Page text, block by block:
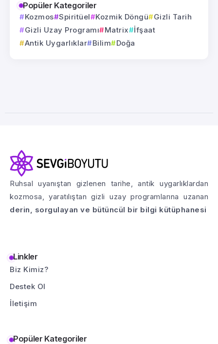
Popüler Kategoriler
Kozmos Spiritüel Kozmik Döngü
Gizli Tarih
Gizli Uzay Programı
Matrix
İfşaat
Antik Uygarlıklar
Bilim Doğa
Ruhsal uyanıştan gizlenen tarihe, antik uygarlıklardan
kozmosa, yaratılıştan gizli uzay programlarına uzanan
derin, sorgulayan ve bütüncül bir bilgi kütüphanesi
Linkler
Biz Kimiz?
Destek Ol
İletişim
Popüler Kategoriler